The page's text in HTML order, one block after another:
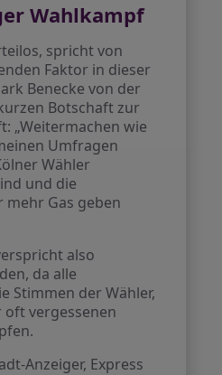
Wahlkampf
spricht von
Faktor in dieser
Benecke von der
Botschaft zur
„Weitermachen wie
Umfragen
Wähler
und die
mehr Gas geben
also
da alle
Stimmen der Wähler,
vergessenen
Anzeiger, Express